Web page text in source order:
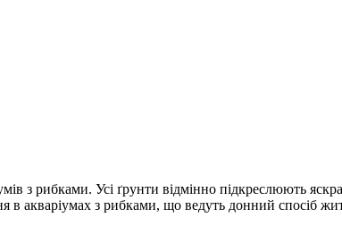
з рибками. Усі ґрунти відмінно підкреслюють
з рибками, що ведуть донний спосіб